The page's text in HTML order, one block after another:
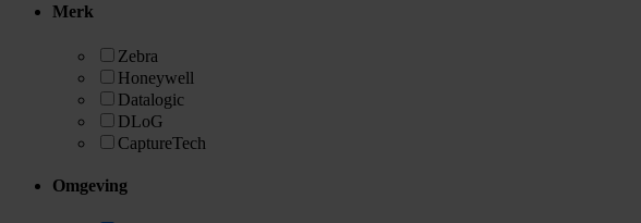
Merk
Zebra
Honeywell
Datalogic
DLoG
CaptureTech
Omgeving